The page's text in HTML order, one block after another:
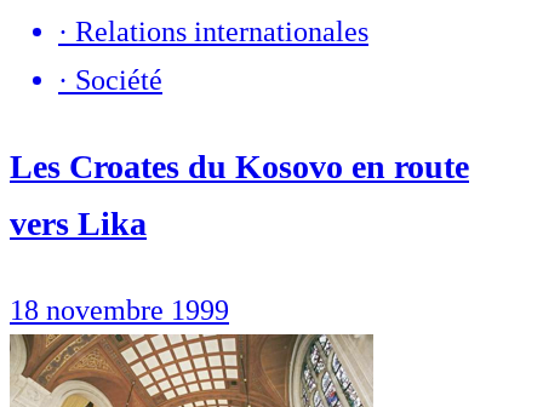
· Relations internationales
· Société
Les Croates du Kosovo en route
vers Lika
18 novembre 1999